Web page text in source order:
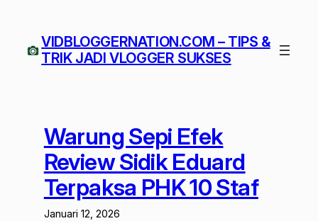
konten VIDBLOGGERNATION.COM – TIPS &
TRIK JADI VLOGGER SUKSES
Warung Sepi Efek
Review Sidik Eduard
Terpaksa PHK 10 Staf
Januari 12, 2026